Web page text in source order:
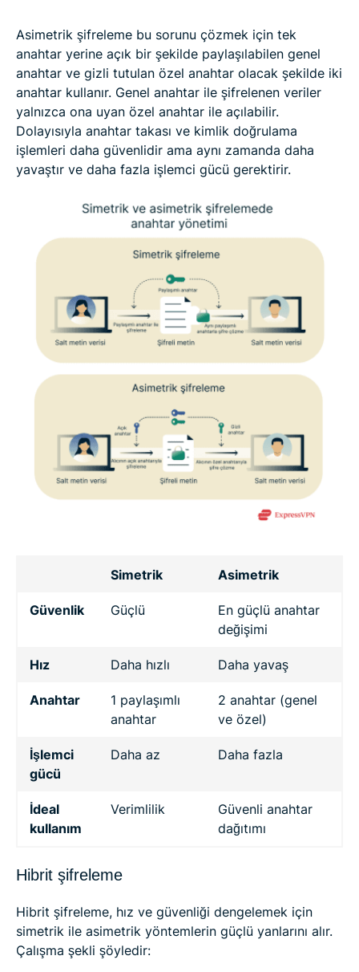
Asimetrik şifreleme bu sorunu çözmek için tek
anahtar yerine açık bir şekilde paylaşılabilen genel
anahtar ve gizli tutulan özel anahtar olacak şekilde iki
anahtar kullanır. Genel anahtar ile şifrelenen veriler
yalnızca ona uyan özel anahtar ile açılabilir.
Dolayısıyla anahtar takası ve kimlik doğrulama
işlemleri daha güvenlidir ama aynı zamanda daha
yavaştır ve daha fazla işlemci gücü gerektirir.
Simetrik Asimetrik
Güvenlik Güçlü
En güçlü anahtar
değişimi
Hız Daha hızlı Daha yavaş
Anahtar
1 paylaşımlı
anahtar
2 anahtar (genel
ve özel)
İşlemci
gücü
Daha az Daha fazla
İdeal
kullanım
Verimlilik
Güvenli anahtar
dağıtımı
Hibrit şifreleme
Hibrit şifreleme, hız ve güvenliği dengelemek için
simetrik ile asimetrik yöntemlerin güçlü yanlarını alır.
Çalışma şekli şöyledir: